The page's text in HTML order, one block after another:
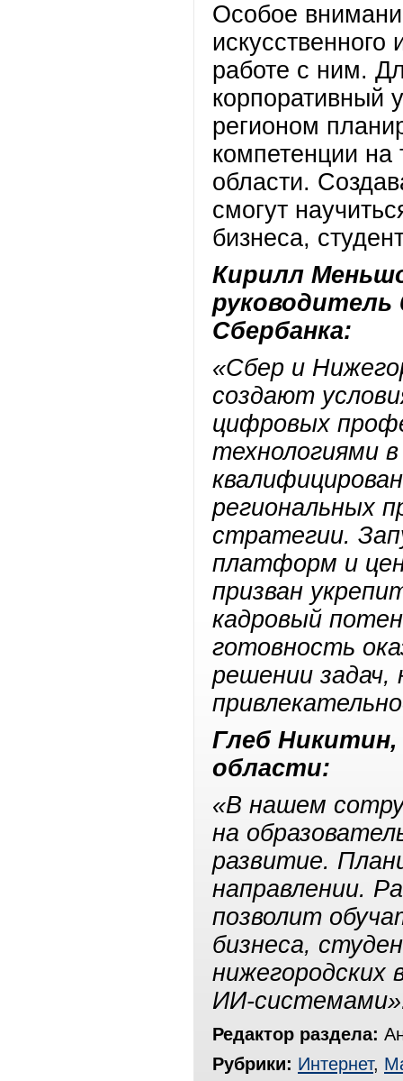
Особое
работе с ним.
корпоративный
регионом
компетенции на
области.
смогут
бизнеса,
Кирилл
руководитель
Сбербанка:
«Сбер и
создают
цифровых
технологиями
региональных
стратегии.
платформ и
призван
кадровый
готовность
решении
Глеб Никитин,
области:
«В нашем
на
развитие.
направлении.
позволит
бизнеса,
нижегородских
ИИ-
Редактор раздела:
Рубрики: Интернет,